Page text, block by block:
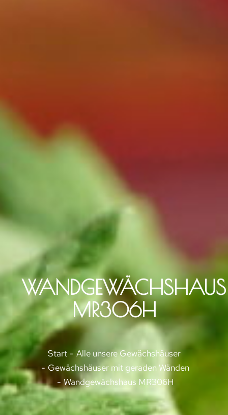
WANDGEWÄCHSHAUS
MR306H
Sie befinden sich hier:
Start
Alle unsere Gewächshäuser
Gewächshäuser mit geraden Wänden
Wandgewächshaus MR306H